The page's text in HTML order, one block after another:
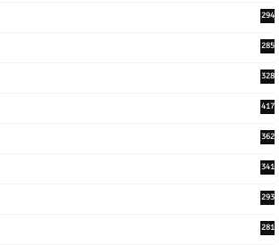
294
285
328
417
362
341
293
281